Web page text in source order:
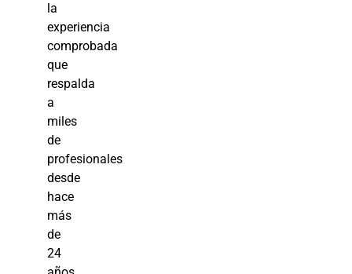
la
experiencia
comprobada
que
respalda
a
miles
de
profesionales
desde
hace
más
de
24